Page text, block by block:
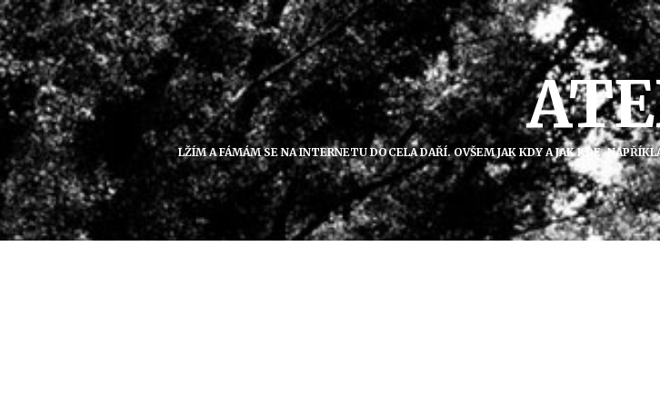
Přejít
k
obsahu
LŽÍM A FÁMÁM SE NA INTERNETU DOCELA DAŘÍ. OVŠEM JAK KDY A JAK KDE.